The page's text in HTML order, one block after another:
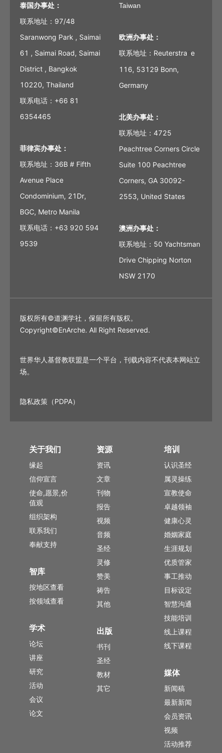
泰国办事处：
联系地址：97/48
Saranwong Park , Saimai
61 , Saimai Road, Saimai
District , Bangkok
10220, Thailand
联系电话：+66 81
6354465
菲律宾办事处：
联系地址：36B # Fifth
Avenue Place
Condominium, 21Dr,
BGC, Metro Manila
联系电话：+63 920 594
9539
Taiwan
欧洲办事处：
联系地址：Reuterstra e
116, 53129 Bonn,
Germany
北美办事处：
联系地址：4725
Peachtree Corners Circle
Suite 100 Peachtree
Corners, GA 30092-
2553, United States
澳洲办事处：
联系地址：50 Yachtsman
Drive Chipping Norton
NSW 2170
版权所有©道渊学社，保留所有版权。
Copyright©EnArche. All Right Reserved.
世界华人基督教联盟是一个平台，刊载内容不代表本网站立
场。
隐私政策（PDPA）
关于我们
缘起
信仰宣言
使命,愿景,价
值观
组织架构
联系我们
奉献支持
智库
按地区查看
按领域查看
学术
论坛
讲座
研究
活动
会议
论文
资源
资讯
文章
刊物
报告
视频
音频
圣经
灵修
赞美
祷告
其他
出版
书刊
圣经
教材
其它
培训
认识圣经
属灵操练
宣教使命
卓越领袖
健康心灵
婚姻家庭
生涯规划
优质管家
事工推动
目标设定
智慧沟通
技能培训
线上课程
线下课程
媒体
新闻稿
最新新闻
会员资讯
视频
活动推荐